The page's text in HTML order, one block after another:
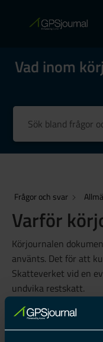
Vad inom
Frågor och svar
Varför
Körjournalen
använts. Det för att
Skatteverket vid en
undvika restskatt.